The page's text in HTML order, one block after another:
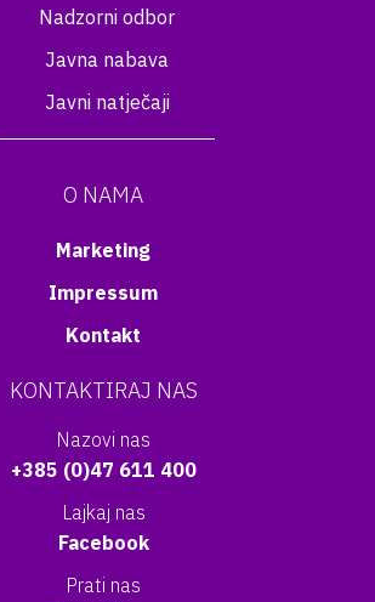
Nadzorni odbor
Javna nabava
Javni natječaji
O NAMA
Marketing
Impressum
Kontakt
KONTAKTIRAJ NAS
Nazovi nas
+385 (0)47 611 400
Lajkaj nas
Facebook
Prati nas